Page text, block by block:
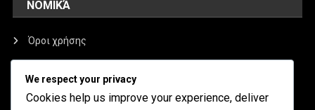
ΝΟΜΙΚΆ
Όροι χρήσης
Ποιοι είμαστε
We respect your privacy
Cookies help us improve your experience, deliver